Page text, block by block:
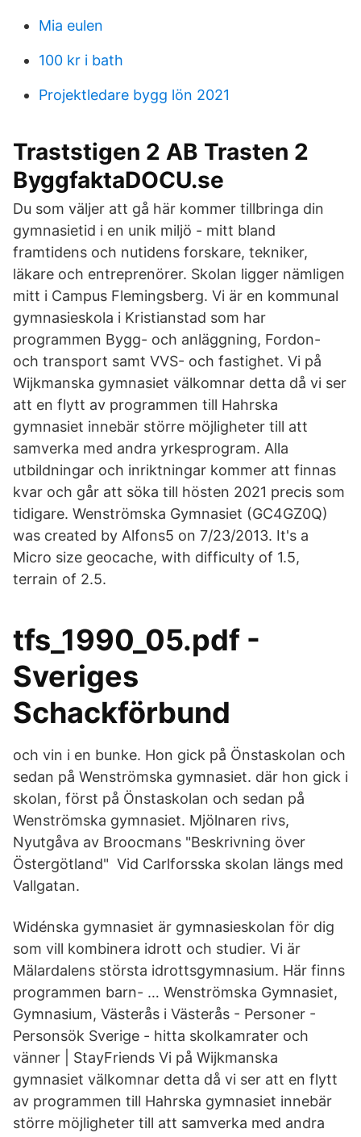
Mia eulen
100 kr i bath
Projektledare bygg lön 2021
Traststigen 2 AB Trasten 2
ByggfaktaDOCU.se
Du som väljer att gå här kommer tillbringa din
gymnasietid i en unik miljö - mitt bland
framtidens och nutidens forskare, tekniker,
läkare och entreprenörer. Skolan ligger nämligen
mitt i Campus Flemingsberg. Vi är en kommunal
gymnasieskola i Kristianstad som har
programmen Bygg- och anläggning, Fordon-
och transport samt VVS- och fastighet. Vi på
Wijkmanska gymnasiet välkomnar detta då vi ser
att en flytt av programmen till Hahrska
gymnasiet innebär större möjligheter till att
samverka med andra yrkesprogram. Alla
utbildningar och inriktningar kommer att finnas
kvar och går att söka till hösten 2021 precis som
tidigare. Wenströmska Gymnasiet (GC4GZ0Q)
was created by Alfons5 on 7/23/2013. It's a
Micro size geocache, with difficulty of 1.5,
terrain of 2.5.
tfs_1990_05.pdf -
Sveriges
Schackförbund
och vin i en bunke. Hon gick på Önstaskolan och
sedan på Wenströmska gymnasiet. där hon gick i
skolan, först på Önstaskolan och sedan på
Wenströmska gymnasiet. Mjölnaren rivs,
Nyutgåva av Broocmans "Beskrivning över
Östergötland" Vid Carlforsska skolan längs med
Vallgatan.
Widénska gymnasiet är gymnasieskolan för dig
som vill kombinera idrott och studier. Vi är
Mälardalens största idrottsgymnasium. Här finns
programmen barn- … Wenströmska Gymnasiet,
Gymnasium, Västerås i Västerås - Personer -
Personsök Sverige - hitta skolkamrater och
vänner | StayFriends Vi på Wijkmanska
gymnasiet välkomnar detta då vi ser att en flytt
av programmen till Hahrska gymnasiet innebär
större möjligheter till att samverka med andra